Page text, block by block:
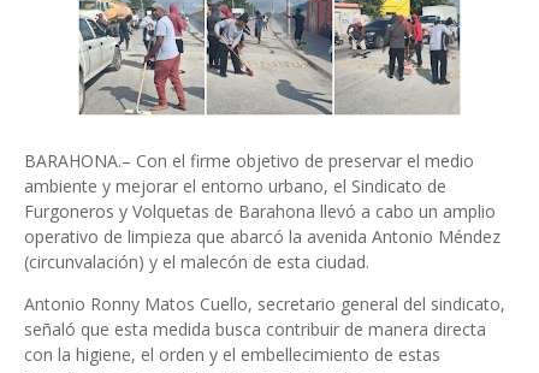
BARAHONA.– Con el firme objetivo de preservar el medio
ambiente y mejorar el entorno urbano, el Sindicato de
Furgoneros y Volquetas de Barahona llevó a cabo un amplio
operativo de limpieza que abarcó la avenida Antonio Méndez
(circunvalación) y el malecón de esta ciudad.
Antonio Ronny Matos Cuello, secretario general del sindicato,
señaló que esta medida busca contribuir de manera directa
con la higiene, el orden y el embellecimiento de estas